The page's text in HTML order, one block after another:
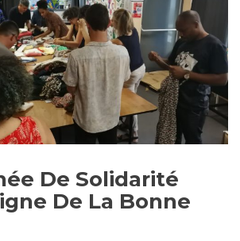
De Solidarité
De La Bonne